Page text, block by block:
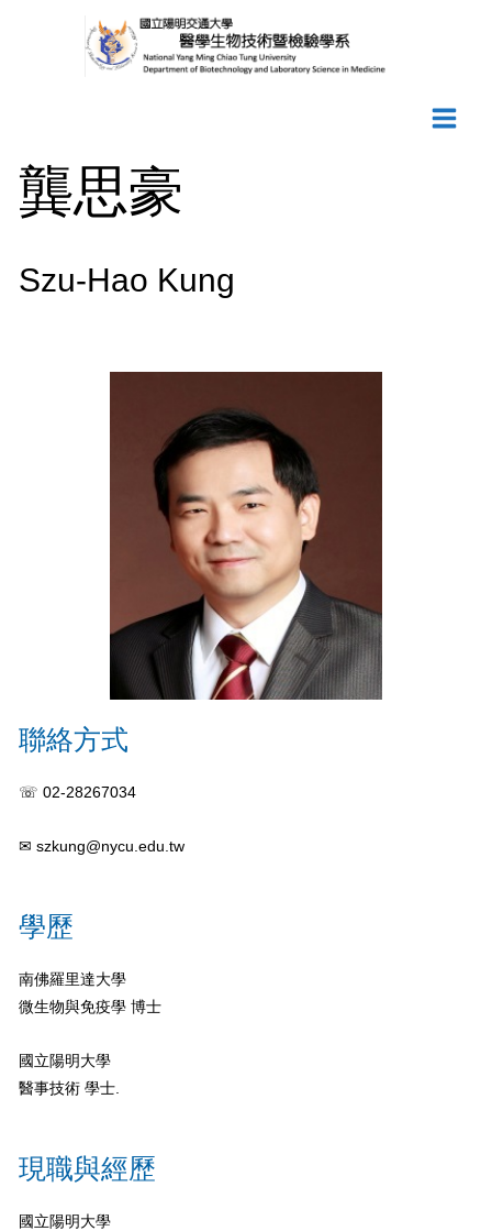
龔思豪
Szu-Hao Kung
聯絡方式
☏ 02-28267034
✉szkung@nycu.edu.tw
學歷
南佛羅里達大學
微生物與免疫學 博士
國立陽明大學
醫事技術 學士.
現職與經歷
國立陽明大學